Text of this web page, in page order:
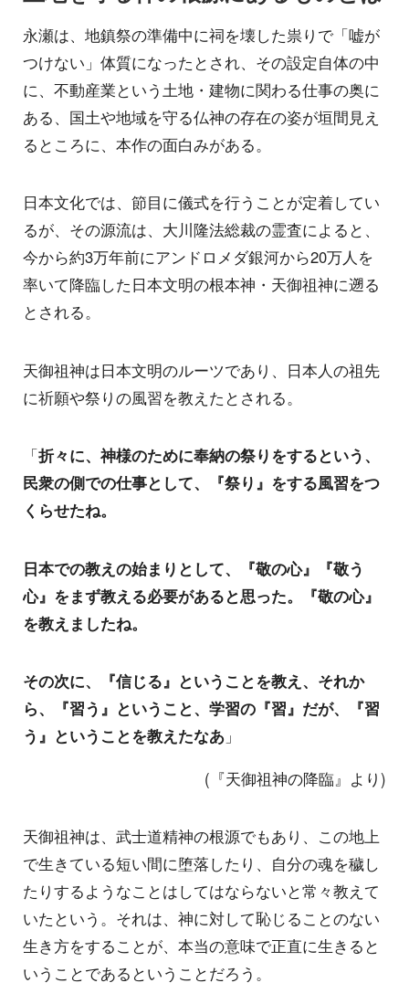
永瀬は、地鎮祭の準備中に祠を壊した祟りで「嘘が
つけない」体質になったとされ、その設定自体の中
に、不動産業という土地・建物に関わる仕事の奥に
ある、国土や地域を守る仏神の存在の姿が垣間見え
るところに、本作の面白みがある。
日本文化では、節目に儀式を行うことが定着してい
るが、その源流は、大川隆法総裁の霊査によると、
今から約3万年前にアンドロメダ銀河から20万人を
率いて降臨した日本文明の根本神・天御祖神に遡る
とされる。
天御祖神は日本文明のルーツであり、日本人の祖先
に祈願や祭りの風習を教えたとされる。
「折々に、神様のために奉納の祭りをするという、
民衆の側での仕事として、『祭り』をする風習をつ
くらせたね。
日本での教えの始まりとして、『敬の心』『敬う
心』をまず教える必要があると思った。『敬の心』
を教えましたね。
その次に、『信じる』ということを教え、それか
ら、『習う』ということ、学習の『習』だが、『習
う』ということを教えたなあ 」
(『天御祖神の降臨』より)
天御祖神は、武士道精神の根源でもあり、この地上
で生きている短い間に堕落したり、自分の魂を穢し
たりするようなことはしてはならないと常々教えて
いたという。それは、神に対して恥じることのない
生き方をすることが、本当の意味で正直に生きると
いうことであるということだろう。